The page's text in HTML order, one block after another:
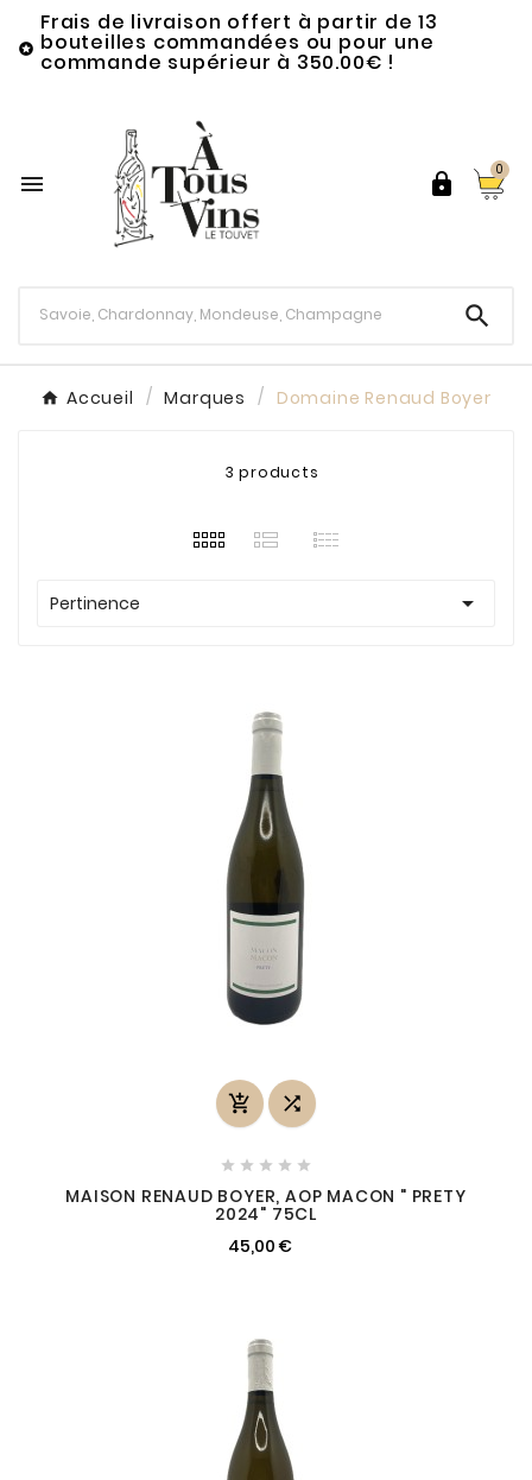

Frais de livraison offert à partir de 13
bouteilles commandées ou pour une
commande supérieur à 350.00€ !
 
0

Accueil Marques Domaine Renaud Boyer
3 products
Pertinence 
 
    
MAISON RENAUD BOYER, AOP MACON " PRETY
2024" 75CL
45,00 €